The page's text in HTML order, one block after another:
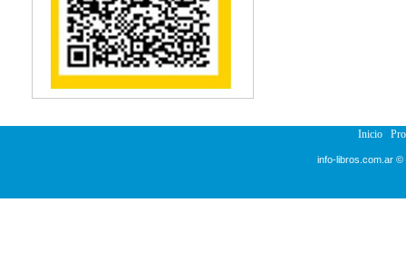
Reumatología
Salud Pública
Semiología
Terapia Ocupacional
Urología
Inicio
info-libros.com.ar